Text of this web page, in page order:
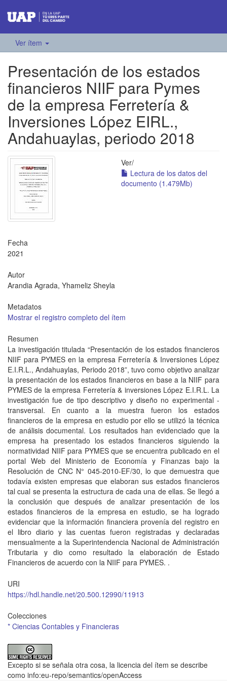
Ver ítem
Presentación de los estados
financieros NIIF para Pymes
de la empresa Ferretería &
Inversiones López EIRL.,
Andahuaylas, periodo 2018
Ver/
Lectura de los datos del
documento (1.479Mb)
Fecha
2021
Autor
Arandia Agrada, Yhameliz Sheyla
Metadatos
Mostrar el registro completo del ítem
Resumen
La investigación titulada “Presentación de los estados financieros
NIIF para PYMES en la empresa Ferretería & Inversiones López
E.I.R.L., Andahuaylas, Periodo 2018”, tuvo como objetivo analizar
la presentación de los estados financieros en base a la NIIF para
PYMES de la empresa Ferretería & inversiones López E.I.R.L. La
investigación fue de tipo descriptivo y diseño no experimental -
transversal. En cuanto a la muestra fueron los estados
financieros de la empresa en estudio por ello se utilizó la técnica
de análisis documental. Los resultados han evidenciado que la
empresa ha presentado los estados financieros siguiendo la
normatividad NIIF para PYMES que se encuentra publicado en el
portal Web del Ministerio de Economía y Finanzas bajo la
Resolución de CNC N° 045-2010-EF/30, lo que demuestra que
todavía existen empresas que elaboran sus estados financieros
tal cual se presenta la estructura de cada una de ellas. Se llegó a
la conclusión que después de analizar presentación de los
estados financieros de la empresa en estudio, se ha logrado
evidenciar que la información financiera provenía del registro en
el libro diario y las cuentas fueron registradas y declaradas
mensualmente a la Superintendencia Nacional de Administración
Tributaria y dio como resultado la elaboración de Estado
Financieros de acuerdo con la NIIF para PYMES. .
URI
https://hdl.handle.net/20.500.12990/11913
Colecciones
* Ciencias Contables y Financieras
Excepto si se señala otra cosa, la licencia del ítem se describe
como info:eu-repo/semantics/openAccess